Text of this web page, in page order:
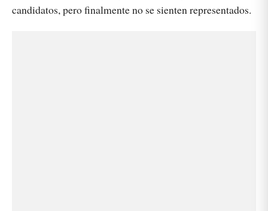
candidatos, pero finalmente no se sienten representados.